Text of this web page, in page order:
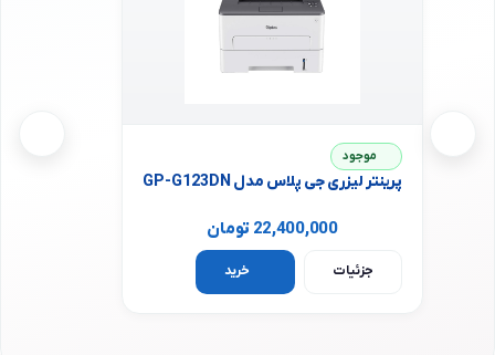
موجود
پرینتر لیزری جی پلاس مدل GP-G123DN
22,400,000 تومان
جزئیات خرید